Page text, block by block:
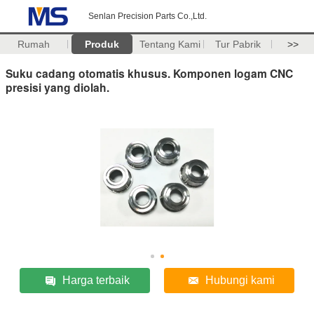
Senlan Precision Parts Co.,Ltd.
Rumah Produk Tentang Kami Tur Pabrik >>
Suku cadang otomatis khusus. Komponen logam CNC
presisi yang diolah.
Harga terbaik Hubungi kami